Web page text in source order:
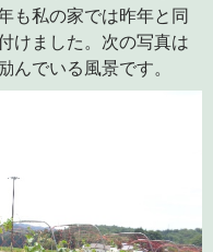
も私の家では昨年と同
けました。次の写真は
んでいる風景です。